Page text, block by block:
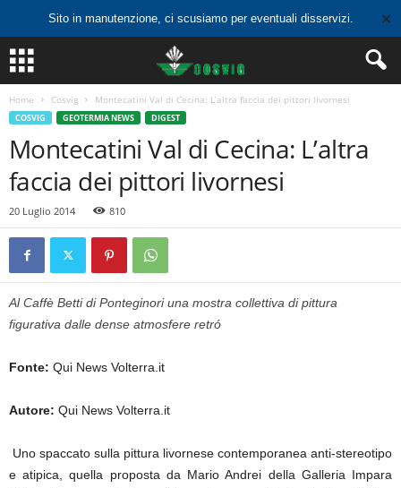
Sito in manutenzione, ci scusiamo per eventuali disservizi. ✕
Home Cosvig Montecatini Val di Cecina: L’altra faccia dei pittori livornesi
COSVIG GEOTERMIA NEWS DIGEST
Montecatini Val di Cecina: L’altra
faccia dei pittori livornesi
20 Luglio 2014 810
Al Caffè Betti di Ponteginori una mostra collettiva di pittura
figurativa dalle dense atmosfere retró
Fonte: Qui News Volterra.it
Autore: Qui News Volterra.it
Uno spaccato sulla pittura livornese contemporanea anti-stereotipo
e atipica, quella proposta da Mario Andrei della Galleria Impara